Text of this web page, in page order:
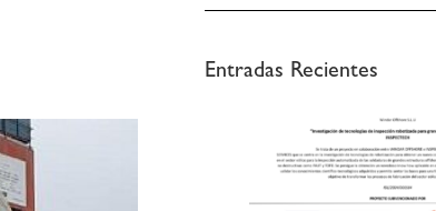
Entradas Recientes